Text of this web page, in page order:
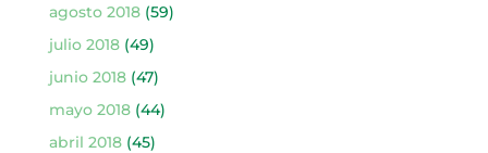
agosto 2018(59)
julio 2018(49)
junio 2018(47)
mayo 2018(44)
abril 2018(45)